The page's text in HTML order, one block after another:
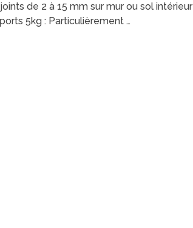
de 2 à 15 mm sur mur ou sol intérieur
5kg : Particulièrement …